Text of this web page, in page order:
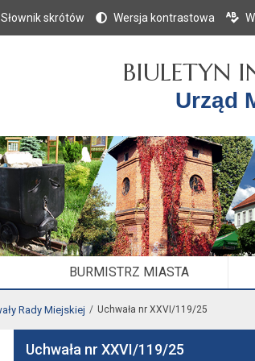
Słownik skrótów Wersja kontrastowa
BIULETYN
Urząd
BURMISTRZ MIASTA
Rady Miejskiej Uchwała nr XXVI/119/25
Uchwała nr XXVI/119/25